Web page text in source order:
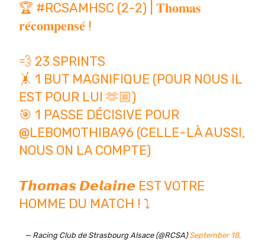
🏆 #RCSAMHSC (2-2) | 𝐓𝐡𝐨𝐦𝐚𝐬
𝐫𝐞́𝐜𝐨𝐦𝐩𝐞𝐧𝐬𝐞́ !
💨 23 SPRINTS
🤸 1 BUT MAGNIFIQUE (POUR NOUS IL
EST POUR LUI 🫶🏼)
🎯 1 PASSE DÉCISIVE POUR
@LEBOMOTHIBA96 (CELLE-LÀ AUSSI,
NOUS ON LA COMPTE)
𝙏𝙝𝙤𝙢𝙖𝙨 𝘿𝙚𝙡𝙖𝙞𝙣𝙚 EST VOTRE
HOMME DU MATCH ! ⤵️
— Racing Club de Strasbourg Alsace (@RCSA)September 18,